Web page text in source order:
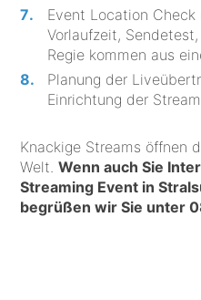
Event Location Check
Vorlaufzeit,
Regie kommen aus
Planung der
Einrichtung der
Knackige Streams öffnen
Welt.Wenn auch Sie
Streaming Event in
begrüßen wir Sie unter